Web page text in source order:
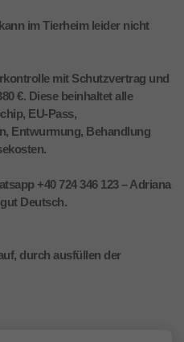
im Tierheim leider nicht
mit Schutzvertrag und
€. Diese beinhaltet alle
EU-Pass,
Entwurmung, Behandlung
+40 724 346 123 – Adriana
Deutsch.
durch ausfüllen der